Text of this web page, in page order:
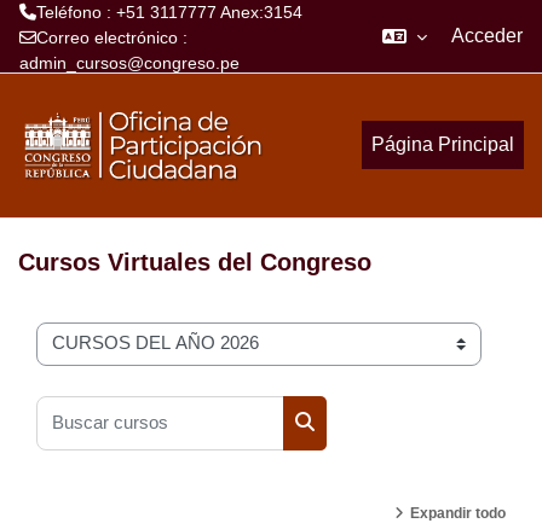
Teléfono : +51 3117777 Anex:3154
Correo electrónico :
admin_cursos@congreso.pe
Acceder
Página Principal
Cursos Virtuales del Congreso
Categorías
Buscar cursos
Buscar cursos
Expandir todo